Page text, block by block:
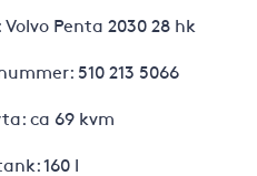
Penta 2030 28 hk
510 213 5066
ca 69 kvm
160 l